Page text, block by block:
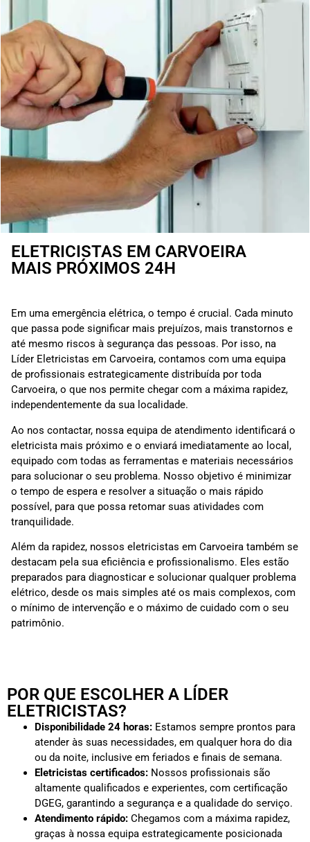
ELETRICISTAS EM CARVOEIRA
MAIS PRÓXIMOS 24H
Em uma emergência elétrica, o tempo é crucial. Cada minuto
que passa pode significar mais prejuízos, mais transtornos e
até mesmo riscos à segurança das pessoas. Por isso, na
Líder Eletricistas em Carvoeira, contamos com uma equipa
de profissionais estrategicamente distribuída por toda
Carvoeira, o que nos permite chegar com a máxima rapidez,
independentemente da sua localidade.
Ao nos contactar, nossa equipa de atendimento identificará o
eletricista mais próximo e o enviará imediatamente ao local,
equipado com todas as ferramentas e materiais necessários
para solucionar o seu problema. Nosso objetivo é minimizar
o tempo de espera e resolver a situação o mais rápido
possível, para que possa retomar suas atividades com
tranquilidade.
Além da rapidez, nossos eletricistas em Carvoeira também se
destacam pela sua eficiência e profissionalismo. Eles estão
preparados para diagnosticar e solucionar qualquer problema
elétrico, desde os mais simples até os mais complexos, com
o mínimo de intervenção e o máximo de cuidado com o seu
patrimônio.
POR QUE ESCOLHER A LÍDER
ELETRICISTAS?
Disponibilidade 24 horas: Estamos sempre prontos para
atender às suas necessidades, em qualquer hora do dia
ou da noite, inclusive em feriados e finais de semana.
Eletricistas certificados: Nossos profissionais são
altamente qualificados e experientes, com certificação
DGEG, garantindo a segurança e a qualidade do serviço.
Atendimento rápido: Chegamos com a máxima rapidez,
graças à nossa equipa estrategicamente posicionada